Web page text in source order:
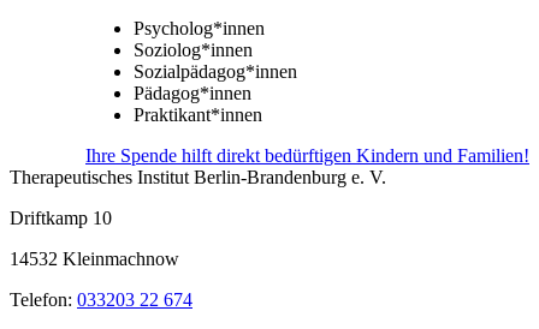
Psycholog*innen
Soziolog*innen
Sozialpädagog*innen
Pädagog*innen
Praktikant*innen
Ihre Spende hilft direkt bedürftigen Kindern und Familien!
Therapeutisches Institut Berlin-Brandenburg e. V.
Driftkamp 10
14532 Kleinmachnow
Telefon: 033203 22 674